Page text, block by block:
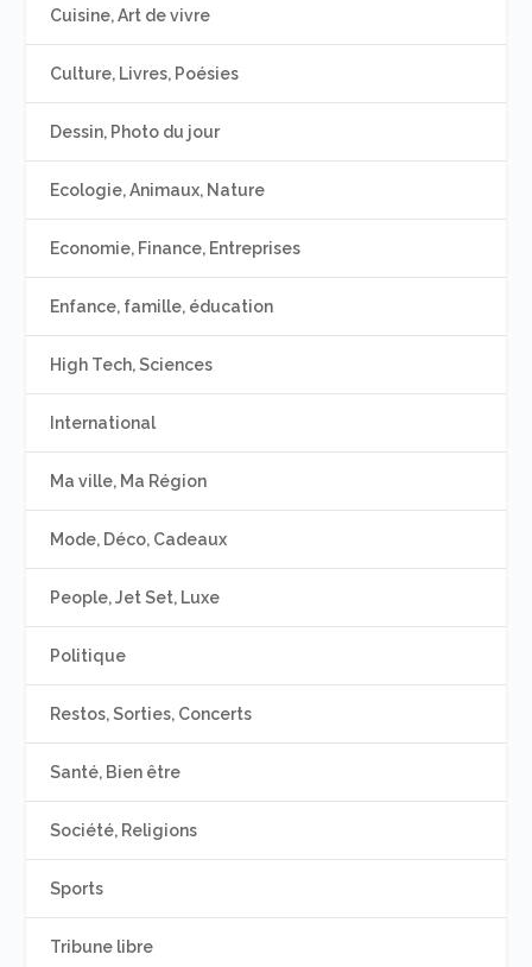
Cuisine, Art de vivre
Culture, Livres, Poésies
Dessin, Photo du jour
Ecologie, Animaux, Nature
Economie, Finance, Entreprises
Enfance, famille, éducation
High Tech, Sciences
International
Ma ville, Ma Région
Mode, Déco, Cadeaux
People, Jet Set, Luxe
Politique
Restos, Sorties, Concerts
Santé, Bien être
Société, Religions
Sports
Tribune libre